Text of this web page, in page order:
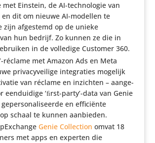
Einstein, de AI-tech­no­logie van
en dit om nieuwe AI-modellen te
zijn afgestemd op de unieke
hun bedrijf. Zo kunnen ze die in
in de volledige Customer 360.
réclame met Amazon Ads en Meta
priva­cy­vei­lige inte­gra­ties mogelijk
van réclame en inzichten – aange­
eendui­dige ‘ﬁrst-party’-data van Genie
en effi­ci­ënte
schaal te kunnen aanbieden.
Genie Collec­tion omvat 18
met apps en experten die